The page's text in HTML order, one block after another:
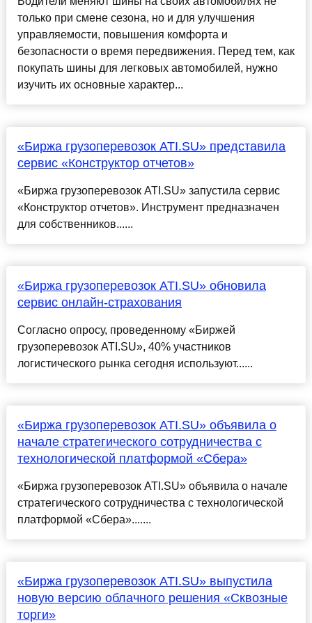
только при смене сезона, но и для улучшения
управляемости, повышения комфорта и
безопасности о время передвижения. Перед тем, как
покупать шины для легковых автомобилей, нужно
изучить их основные характер...
«Биржа грузоперевозок ATI.SU» представила
сервис «Конструктор отчетов»
«Биржа грузоперевозок ATI.SU» запустила сервис
«Конструктор отчетов». Инструмент предназначен
для собственников......
«Биржа грузоперевозок ATI.SU» обновила
сервис онлайн-страхования
Согласно опросу, проведенному «Биржей
грузоперевозок ATI.SU», 40% участников
логистического рынка сегодня используют......
«Биржа грузоперевозок ATI.SU» объявила о
начале стратегического сотрудничества с
технологической платформой «Сбера»
«Биржа грузоперевозок ATI.SU» объявила о начале
стратегического сотрудничества с технологической
платформой «Сбера».......
«Биржа грузоперевозок ATI.SU» выпустила
новую версию облачного решения «Сквозные
торги»